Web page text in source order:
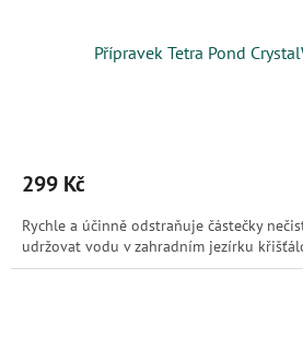
Přípravek Tetra Pond
299 Kč
Rychle a účinně odstraňuje částečky
udržovat vodu v zahradním jezírku